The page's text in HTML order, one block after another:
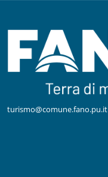
turismo@comune.fano.pu.it